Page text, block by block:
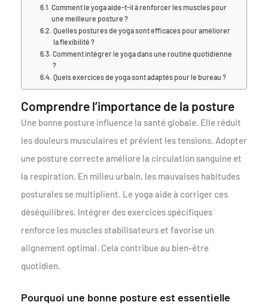
Comment le yoga aide-t-il à renforcer les muscles pour
une meilleure posture ?
Quelles postures de yoga sont efficaces pour améliorer
la flexibilité ?
Comment intégrer le yoga dans une routine quotidienne
?
Quels exercices de yoga sont adaptés pour le bureau ?
Comprendre l’importance de la posture
Une bonne posture influence la santé globale. Elle réduit
les douleurs musculaires et prévient les tensions. Adopter
une posture correcte améliore la circulation sanguine et
la respiration. En milieu urbain, les mauvaises habitudes
posturales se multiplient. Le yoga aide à corriger ces
déséquilibres. Intégrer des exercices spécifiques
renforce les muscles stabilisateurs et favorise un
alignement optimal. Cela contribue au bien-être
quotidien.
Pourquoi une bonne posture est essentielle